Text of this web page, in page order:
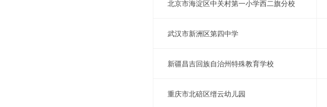
北京市海淀区中关村第一小学西二旗分校
武汉市新洲区第四中学
新疆昌吉回族自治州特殊教育学校
重庆市北碚区缙云幼儿园